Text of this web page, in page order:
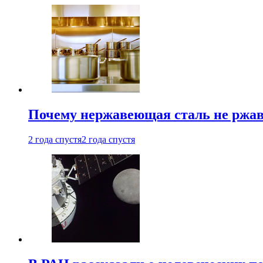
Почему нержавеющая сталь не
2 года спустя2 года спустя